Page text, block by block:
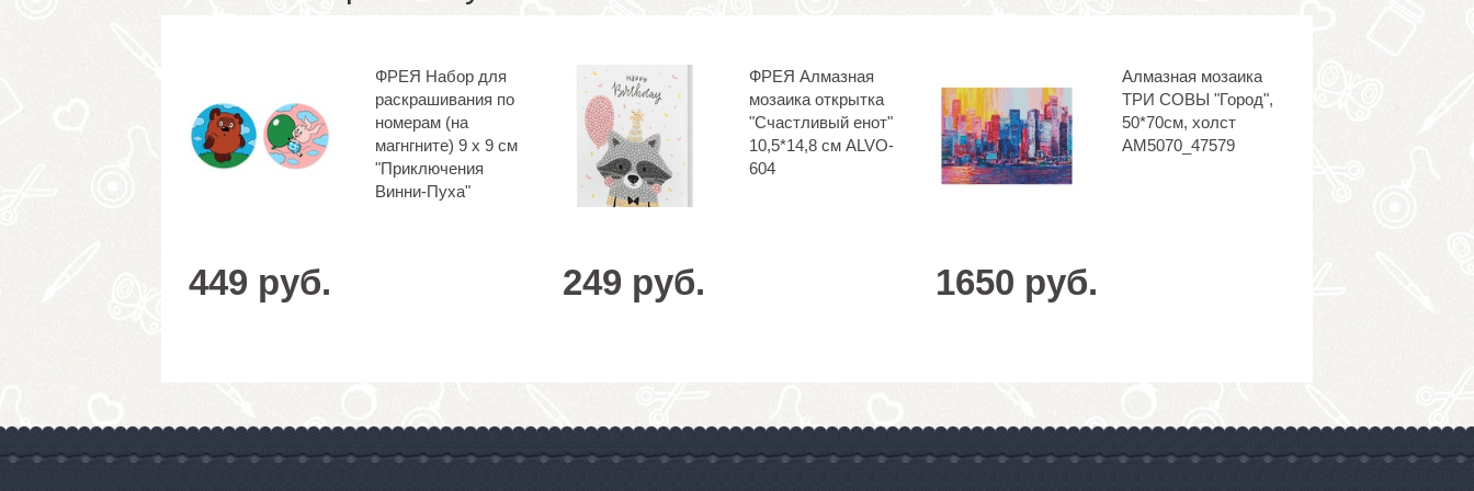
ФРЕЯ Набор для
раскрашивания по
номерам (на
магнгните) 9 х 9 см
"Приключения
Винни-Пуха"
449 руб.
ФРЕЯ Алмазная
мозаика открытка
"Счастливый енот"
10,5*14,8 см ALVO-
604
249 руб.
Алмазная мозаика
ТРИ СОВЫ "Город",
50*70см, холст
АМ5070_47579
1650 руб.